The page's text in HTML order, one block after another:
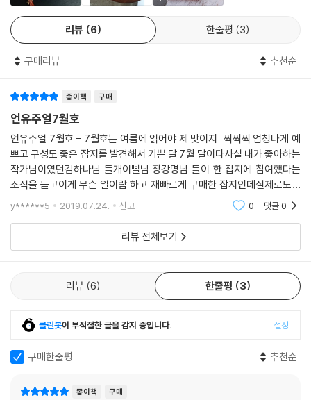
리뷰 6 한줄평 3
구매리뷰 추천순
종이책 구매
언유주얼7월호
언유주얼 7월호 - 7월호는 여름에 읽어야 제 맛이지 짝짝짝 엄청나게 예
쁘고 구성도 좋은 잡지를 발견해서 기쁜 달 7월 달이다사실 내가 좋아하는
작가님이였던김하나님 들개이빨님 장강명님 들이 한 잡지에 참여했다는
소식을 듣고이게 무슨 일이람 하고 재빠르게 구매한 잡지인데실제로도 6
월부터 출간된 따끈따끈한 잡지라고 한다 사진 에세이 시 단편소설 등 다
양한 형태로 한 페이
y******5 2019.07.24. 신고 0 댓글0
리뷰 전체보기
리뷰 6 한줄평 3
클린봇이 부적절한 글을 감지 중입니다. 설정
구매한줄평 추천순
종이책 구매